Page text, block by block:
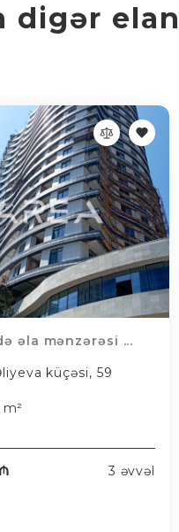
əla mənzərəsi ...
küçəsi, 59
3 əvvəl